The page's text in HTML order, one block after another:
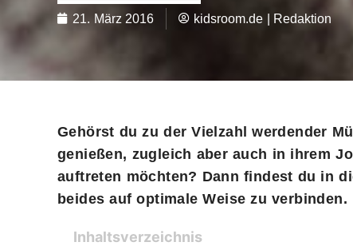
21. März 2016 kidsroom.de | Redaktion
Gehörst du zu der Vielzahl werdender
genießen, zugleich aber auch in ihrem
auftreten möchten? Dann findest du in
beides auf optimale Weise zu verbinden.
Inhaltsverzeichnis